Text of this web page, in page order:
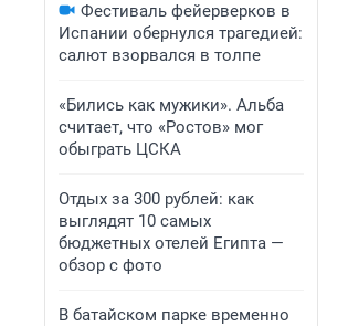
Фестиваль фейерверков в
Испании обернулся трагедией:
салют взорвался в толпе
«Бились как мужики». Альба
считает, что «Ростов» мог
обыграть ЦСКА
Отдых за 300 рублей: как
выглядят 10 самых
бюджетных отелей Египта —
обзор с фото
В батайском парке временно